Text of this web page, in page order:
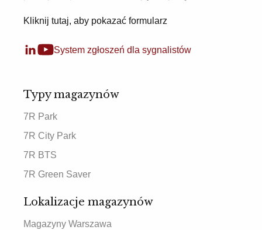
Kliknij tutaj, aby pokazać formularz
System zgłoszeń dla sygnalistów
Typy magazynów
7R Park
7R City Park
7R BTS
7R Green Saver
Lokalizacje magazynów
Magazyny Warszawa